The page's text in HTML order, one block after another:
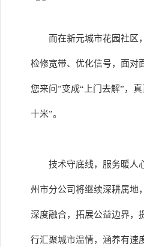
而在新元城市花园社区
检修宽带、优化信号，面对
您来问”变成“上门去解”，
十米”。
技术守底线，服务暖人
州市分公司将继续深耕属地
深度融合，拓展公益边界，
行汇聚城市温情，涵养有速